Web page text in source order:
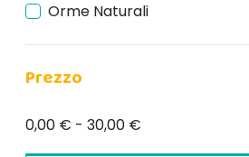
Orme Naturali
Prezzo
0,00 € - 30,00 €